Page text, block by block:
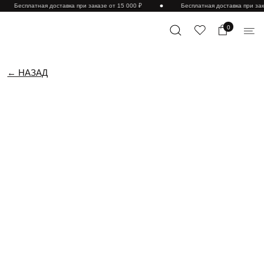
Бесплатная доставка при заказе от 15 000 ₽ Бесплатная доставка при